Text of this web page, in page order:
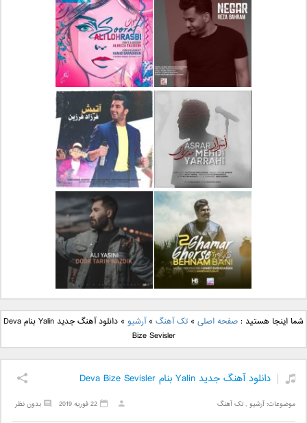
دانلود آلبوم جدید سیروان
خسروی بنام مونولوگ
دانلود آهنگ جدید علیرضا
قربانی بنام خیال خوش
دانلود آهنگ جدید رضا
بهرام بنام نگار
دانلود آهنگ جدید علی
لهراسبی بنام صورت
دانلود آهنگ جدید مهدی
یراحی بنام اسرار
دانلود آهنگ جدید فرزاد
فرزین بنام آتیش
دانلود آهنگ جدید بهنام
بانی بنام قرص قمر 2
دانلود آهنگ جدید علی
یاسینی بنام دورترین نزدیک
شما اینجا هستید :صفحه اصلی »تک آهنگ »آرشیو »
دانلود آهنگ جدید Yalin بنام Deva
Bize Sevisler
دانلود آهنگ جدید Yalin بنام Deva Bize Sevisler
موضوعات:آرشیو ,تک آهنگ بدون نظر 22 فوریه 2019